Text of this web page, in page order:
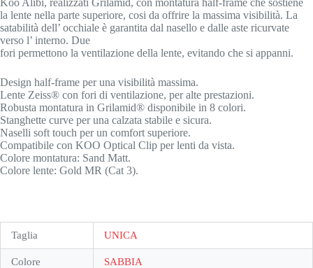
la lente nella parte superiore, cosi da offrire la massima visibilità. La
satabilità dell’ occhiale è garantita dal nasello e dalle aste ricurvate
verso l’ interno. Due
fori permettono la ventilazione della lente, evitando che si appanni.
Design half-frame per una visibilità massima.
Lente Zeiss® con fori di ventilazione, per alte prestazioni.
Robusta montatura in Grilamid® disponibile in 8 colori.
Stanghette curve per una calzata stabile e sicura.
Naselli soft touch per un comfort superiore.
Compatibile con KOO Optical Clip per lenti da vista.
Colore montatura: Sand Matt.
Colore lente: Gold MR (Cat 3).
Taglia UNICA
Colore SABBIA